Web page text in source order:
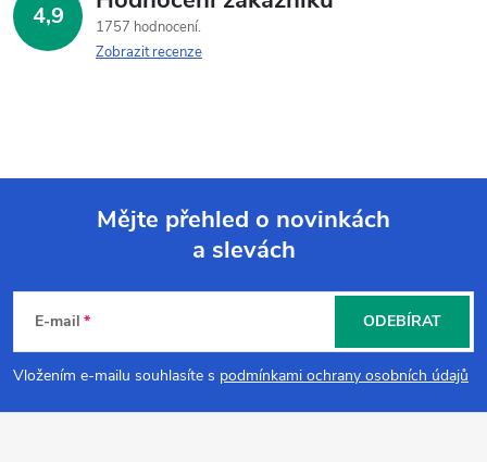
4,9
1757 hodnocení
Zobrazit recenze
p
a
Mějte přehled o novinkách
a slevách
E-mail
Vložením e-mailu souhlasíte s podmínkami ochrany osobních údajů
ODEBÍRAT